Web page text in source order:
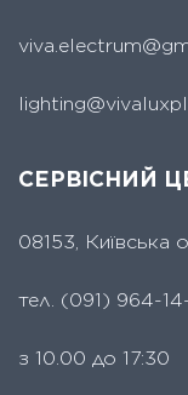
СЕРВІСНИЙ
08153, Київська
тел. (091) 964-
з 10.00 до 17:30